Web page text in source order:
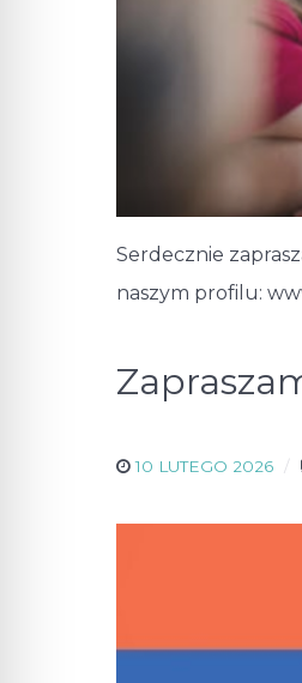
Serdecznie
naszym profilu:
10 LUTEGO 2026